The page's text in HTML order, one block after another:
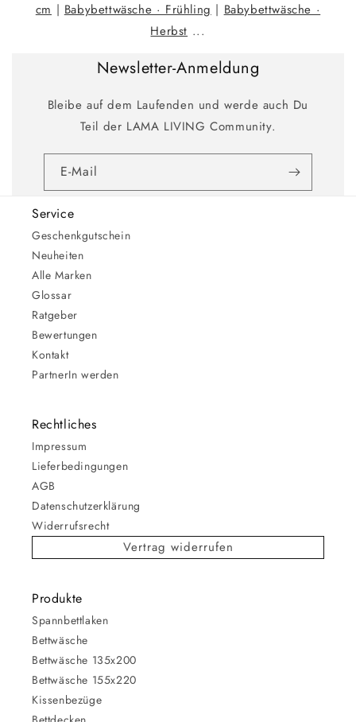
cm | Babybettwäsche · Frühling | Babybettwäsche ·
Herbst ...
Newsletter-Anmeldung
Bleibe auf dem Laufenden und werde auch Du
Teil der LAMA LIVING Community.
E-Mail
Service
Geschenkgutschein
Neuheiten
Alle Marken
Glossar
Ratgeber
Bewertungen
Kontakt
PartnerIn werden
Rechtliches
Impressum
Lieferbedingungen
AGB
Datenschutzerklärung
Widerrufsrecht
Vertrag widerrufen
Produkte
Spannbettlaken
Bettwäsche
Bettwäsche 135x200
Bettwäsche 155x220
Kissenbezüge